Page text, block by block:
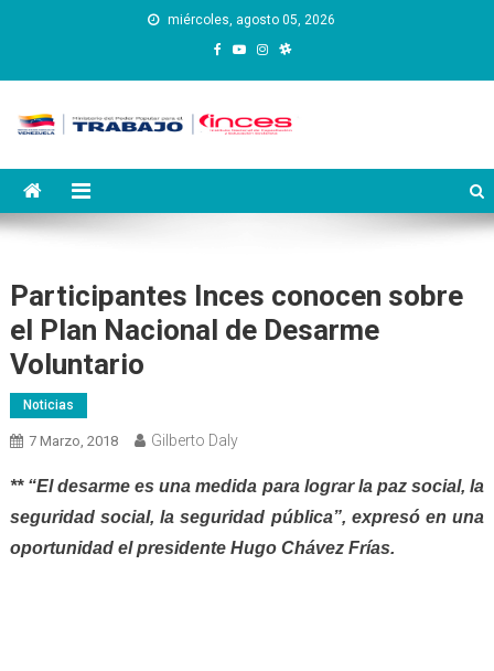
miércoles, agosto 05, 2026
Instituto Nacional de
Capacitación y Educación
Participantes Inces conocen sobre
el Plan Nacional de Desarme
Voluntario
Noticias
7 Marzo, 2018 Gilberto Daly
** “El desarme es una medida para lograr la paz social, la
seguridad social, la seguridad pública”, expresó en una
oportunidad el presidente Hugo Chávez Frías.